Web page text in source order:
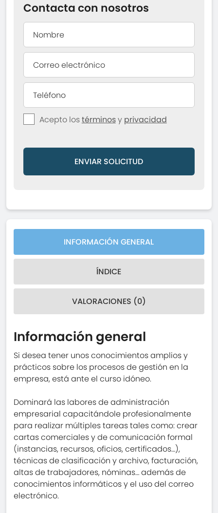
Contacta con nosotros
Acepto lostérminosy privacidad
ENVIAR SOLICITUD
INFORMACIÓN GENERAL
ÍNDICE
VALORACIONES (0)
Información general
Si desea tener unos conocimientos amplios y
prácticos sobre los procesos de gestión en la
empresa, está ante el curso idóneo.
Dominará las labores de administración
empresarial capacitándole profesionalmente
para realizar múltiples tareas tales como: crear
cartas comerciales y de comunicación formal
(instancias, recursos, oficios, certificados…),
técnicas de clasificación y archivo, facturación,
altas de trabajadores, nóminas… además de
conocimientos informáticos y el uso del correo
electrónico.